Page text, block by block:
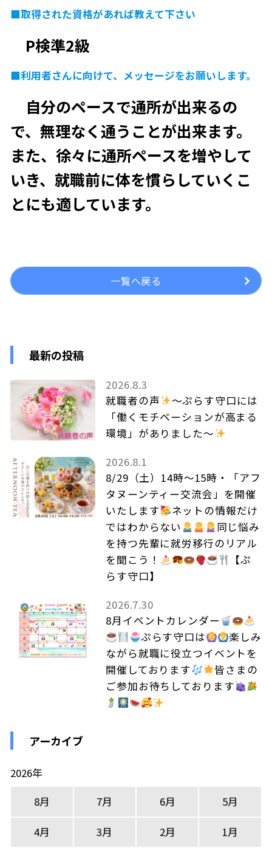
■取得された資格があれば教えて下さい
P検準2級
■利用者さんに向けて、メッセージをお願いします。
自分のペースで通所が出来るの
で、無理なく通うことが出来ます。
また、徐々に通所ペースを増やして
いき、就職前に体を慣らしていくこ
とにも適しています。
一覧へ戻る
最新の投稿
2026.8.3
就職者の声
～ぷらす守口には
「働くモチベーションが高まる
環境」がありました～
2026.8.1
8/29（土）14時～15時・「アフ
タヌーンティー交流会」を開催
いたします
ネットの情報だけ
ではわからない
同じ悩み
を持つ先輩に就労移行のリアル
を聞こう！
【ぷ
らす守口】
2026.7.30
8月イベントカレンダー
ぷらす守口は
楽しみ
ながら就職に役立つイベントを
開催しております
皆さまの
ご参加お待ちしております
アーカイブ
2026年
8月
7月 6月 5月
4月 3月 2月 1月